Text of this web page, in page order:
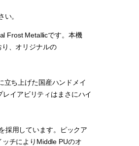
い。
Frost Metallicです。本機
、オリジナルの
立ち上げた国産ハンドメイ
イアビリティはまさにハイ
採用しています。ピックア
チによりMiddle PUのオ